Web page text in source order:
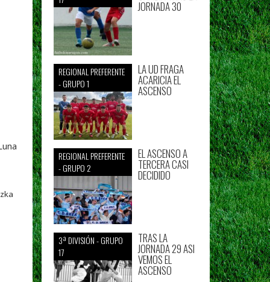
JORNADA 30
REGIONAL PREFERENTE
- GRUPO 1
LA UD FRAGA
ACARICIA EL
ASCENSO
REGIONAL PREFERENTE
- GRUPO 2
EL ASCENSO A
TERCERA CASI
DECIDIDO
3ª DIVISIÓN - GRUPO
17
TRAS LA
JORNADA 29 ASI
VEMOS EL
ASCENSO